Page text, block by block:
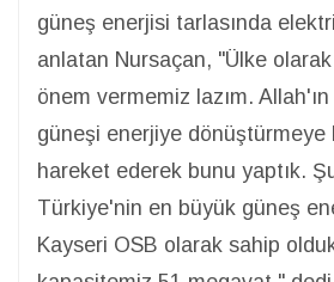
güneş enerjisi tarlasında
anlatan Nursaçan, "Ülke
önem vermemiz lazım.
güneşi enerjiye dönüştürmeye
hareket ederek bunu yaptık.
Türkiye'nin en büyük güneş
Kayseri OSB olarak sahip